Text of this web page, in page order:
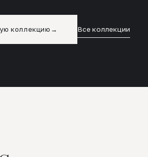
коллекцию → Все коллекции